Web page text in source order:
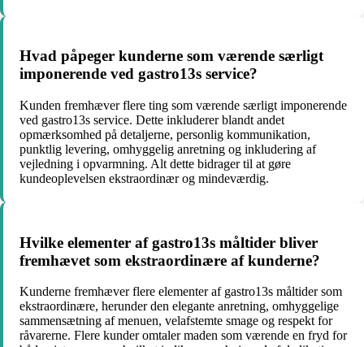
Hvad påpeger kunderne som værende særligt
imponerende ved gastro13s service?
Kunden fremhæver flere ting som værende særligt imponerende
ved gastro13s service. Dette inkluderer blandt andet
opmærksomhed på detaljerne, personlig kommunikation,
punktlig levering, omhyggelig anretning og inkludering af
vejledning i opvarmning. Alt dette bidrager til at gøre
kundeoplevelsen ekstraordinær og mindeværdig.
Hvilke elementer af gastro13s måltider bliver
fremhævet som ekstraordinære af kunderne?
Kunderne fremhæver flere elementer af gastro13s måltider som
ekstraordinære, herunder den elegante anretning, omhyggelige
sammensætning af menuen, velafstemte smage og respekt for
råvarerne. Flere kunder omtaler maden som værende en fryd for